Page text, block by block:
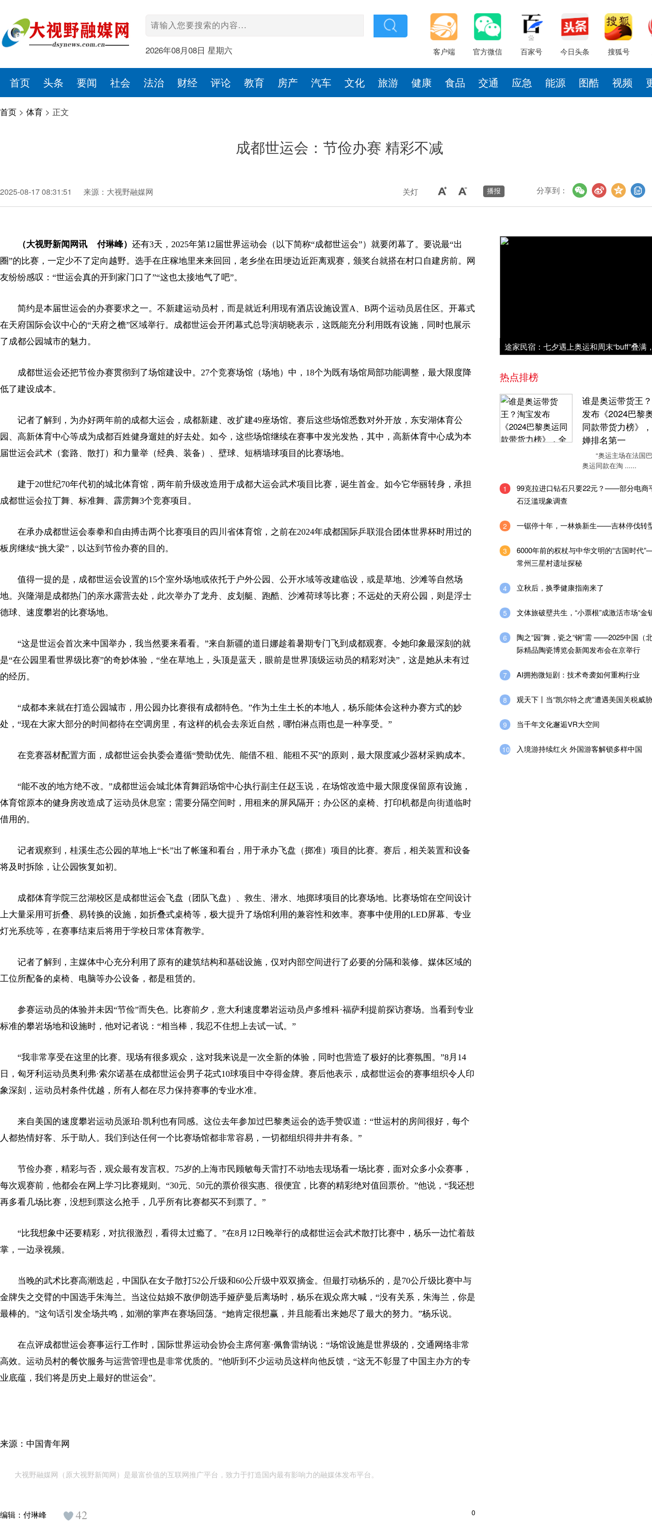
2026年08月08日 星期六 客户端 官方微信 百家号 今日头条 搜狐号
首页 头条 要闻 社会 法治 财经 评论 教育 房产 汽车 文化 旅游 健康 食品 交通 应急 能源 图酷 视频
首页 > 体育 > 正文
成都世运会：节俭办赛 精彩不减
2025-08-17 08:31:51 来源：大视野融媒网 关灯 分享到：
（大视野新闻网讯 付琳峰） 还有3天，2025年第12届世界运动会（以下简称“成都世运会”）就要闭幕了。要说最“出
圈”的比赛，一定少不了定向越野。选手在庄稼地里来来回回，老乡坐在田埂边近距离观赛，颁奖台就搭在村口自建房前。网
友纷纷感叹：“世运会真的开到家门口了”“这也太接地气了吧”。
简约是本届世运会的办赛要求之一。不新建运动员村，而是就近利用现有酒店设施设置A、B两个运动员居住区。开幕式
在天府国际会议中心的“天府之檐”区域举行。成都世运会开闭幕式总导演胡晓表示，这既能充分利用既有设施，同时也展示
了成都公园城市的魅力。
成都世运会还把节俭办赛贯彻到了场馆建设中。27个竞赛场馆（场地）中，18个为既有场馆局部功能调整，最大限度降
低了建设成本。
记者了解到，为办好两年前的成都大运会，成都新建、改扩建49座场馆。赛后这些场馆悉数对外开放，东安湖体育公
园、高新体育中心等成为成都百姓健身遛娃的好去处。如今，这些场馆继续在赛事中发光发热，其中，高新体育中心成为本
届世运会武术（套路、散打）和力量举（经典、装备）、壁球、短柄墙球项目的比赛场地。
建于20世纪70年代初的城北体育馆，两年前升级改造用于成都大运会武术项目比赛，诞生首金。如今它华丽转身，承担
成都世运会拉丁舞、标准舞、霹雳舞3个竞赛项目。
在承办成都世运会泰拳和自由搏击两个比赛项目的四川省体育馆，之前在2024年成都国际乒联混合团体世界杯时用过的
板房继续“挑大梁”，以达到节俭办赛的目的。
值得一提的是，成都世运会设置的15个室外场地或依托于户外公园、公开水域等改建临设，或是草地、沙滩等自然场
地。兴隆湖是成都热门的亲水露营去处，此次举办了龙舟、皮划艇、跑酷、沙滩荷球等比赛；不远处的天府公园，则是浮士
德球、速度攀岩的比赛场地。
“这是世运会首次来中国举办，我当然要来看看。”来自新疆的道日娜趁着暑期专门飞到成都观赛。令她印象最深刻的就
是“在公园里看世界级比赛”的奇妙体验，“坐在草地上，头顶是蓝天，眼前是世界顶级运动员的精彩对决”，这是她从未有过
的经历。
“成都本来就在打造公园城市，用公园办比赛很有成都特色。”作为土生土长的本地人，杨乐能体会这种办赛方式的妙
处，“现在大家大部分的时间都待在空调房里，有这样的机会去亲近自然，哪怕淋点雨也是一种享受。”
在竞赛器材配置方面，成都世运会执委会遵循“赞助优先、能借不租、能租不买”的原则，最大限度减少器材采购成本。
“能不改的地方绝不改。”成都世运会城北体育舞蹈场馆中心执行副主任赵玉说，在场馆改造中最大限度保留原有设施，
体育馆原本的健身房改造成了运动员休息室；需要分隔空间时，用租来的屏风隔开；办公区的桌椅、打印机都是向街道临时
借用的。
记者观察到，桂溪生态公园的草地上“长”出了帐篷和看台，用于承办飞盘（掷准）项目的比赛。赛后，相关装置和设备
将及时拆除，让公园恢复如初。
成都体育学院三岔湖校区是成都世运会飞盘（团队飞盘）、救生、潜水、地掷球项目的比赛场地。比赛场馆在空间设计
上大量采用可折叠、易转换的设施，如折叠式桌椅等，极大提升了场馆利用的兼容性和效率。赛事中使用的LED屏幕、专业
灯光系统等，在赛事结束后将用于学校日常体育教学。
记者了解到，主媒体中心充分利用了原有的建筑结构和基础设施，仅对内部空间进行了必要的分隔和装修。媒体区域的
工位所配备的桌椅、电脑等办公设备，都是租赁的。
参赛运动员的体验并未因“节俭”而失色。比赛前夕，意大利速度攀岩运动员卢多维科·福萨利提前探访赛场。当看到专业
标准的攀岩场地和设施时，他对记者说：“相当棒，我忍不住想上去试一试。”
“我非常享受在这里的比赛。现场有很多观众，这对我来说是一次全新的体验，同时也营造了极好的比赛氛围。”8月14
日，匈牙利运动员奥利弗·索尔诺基在成都世运会男子花式10球项目中夺得金牌。赛后他表示，成都世运会的赛事组织令人印
象深刻，运动员村条件优越，所有人都在尽力保持赛事的专业水准。
来自美国的速度攀岩运动员派珀·凯利也有同感。这位去年参加过巴黎奥运会的选手赞叹道：“世运村的房间很好，每个
人都热情好客、乐于助人。我们到达任何一个比赛场馆都非常容易，一切都组织得井井有条。”
节俭办赛，精彩与否，观众最有发言权。75岁的上海市民顾敏每天雷打不动地去现场看一场比赛，面对众多小众赛事，
每次观赛前，他都会在网上学习比赛规则。“30元、50元的票价很实惠、很便宜，比赛的精彩绝对值回票价。”他说，“我还想
再多看几场比赛，没想到票这么抢手，几乎所有比赛都买不到票了。”
“比我想象中还要精彩，对抗很激烈，看得太过瘾了。”在8月12日晚举行的成都世运会武术散打比赛中，杨乐一边忙着鼓
掌，一边录视频。
当晚的武术比赛高潮迭起，中国队在女子散打52公斤级和60公斤级中双双摘金。但最打动杨乐的，是70公斤级比赛中与
金牌失之交臂的中国选手朱海兰。当这位姑娘不敌伊朗选手娅萨曼后离场时，杨乐在观众席大喊，“没有关系，朱海兰，你是
最棒的。”这句话引发全场共鸣，如潮的掌声在赛场回荡。“她肯定很想赢，并且能看出来她尽了最大的努力。”杨乐说。
在点评成都世运会赛事运行工作时，国际世界运动会协会主席何塞·佩鲁雷纳说：“场馆设施是世界级的，交通网络非常
高效。运动员村的餐饮服务与运营管理也是非常优质的。”他听到不少运动员这样向他反馈，“这无不彰显了中国主办方的专
业底蕴，我们将是历史上最好的世运会”。
来源：中国青年网
大视野融媒网（原大视野新闻网）是最富价值的互联网推广平台，致力于打造国内最有影响力的融媒体发布平台。
编辑： 付琳峰 42 0
热点排榜
谁是奥运带货王
发布《2024巴黎
同款带货力榜》
婵排名第一
“奥运主场在法国
奥运同款在淘 ......
1
99克拉进口钻石只要22元？——部分电商
石泛滥现象调查
2 一锯停十年，一林焕新生——吉林停伐转
3
6000年前的权杖与中华文明的“古国时代
常州三星村遗址探秘
4 立秋后，换季健康指南来了
5 文体旅破壁共生，“小票根”成激活市场“金
6
陶之“园”舞，瓷之“钢”需 ——2025中国（
际精品陶瓷博览会新闻发布会在京举行
7 AI拥抱微短剧：技术奇袭如何重构行业
8 观天下丨当“凯尔特之虎”遭遇美国关税威胁
9 当千年文化邂逅VR大空间
10 入境游持续红火 外国游客解锁多样中国